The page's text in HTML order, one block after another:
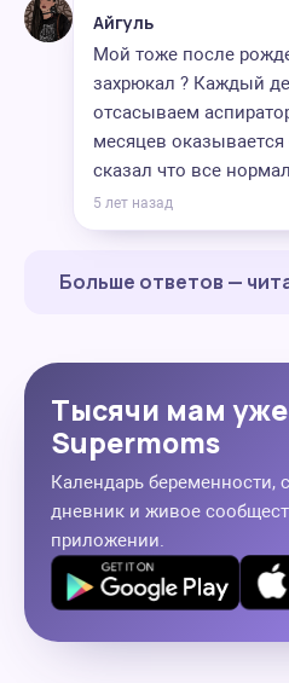
Айгуль
Мой тоже после
захрюкал ? Каждый
отсасываем
месяцев
сказал что все
5 лет назад
Больше ответов —
Тысячи мам
Supermoms
Календарь беременности,
дневник и живое
приложении.